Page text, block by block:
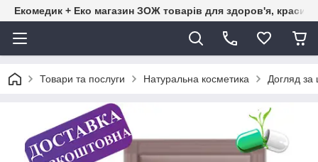
Екомедик + Еко магазин ЗОЖ товарів для здоров'я, краси
Товари та послуги Натуральна косметика Догляд за